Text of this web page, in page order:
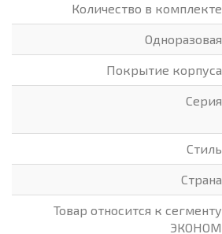
Количество в комплекте
Одноразовая
Покрытие корпуса
Серия
Стиль
Страна
Товар относится к сегменту
ЭКОНОМ